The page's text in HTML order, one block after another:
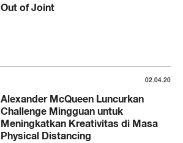
Out of Joint
02.04.20
Alexander McQueen Luncurkan
Challenge Mingguan untuk
Meningkatkan Kreativitas di Masa
Physical Distancing